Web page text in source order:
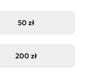
50 zł
200 zł